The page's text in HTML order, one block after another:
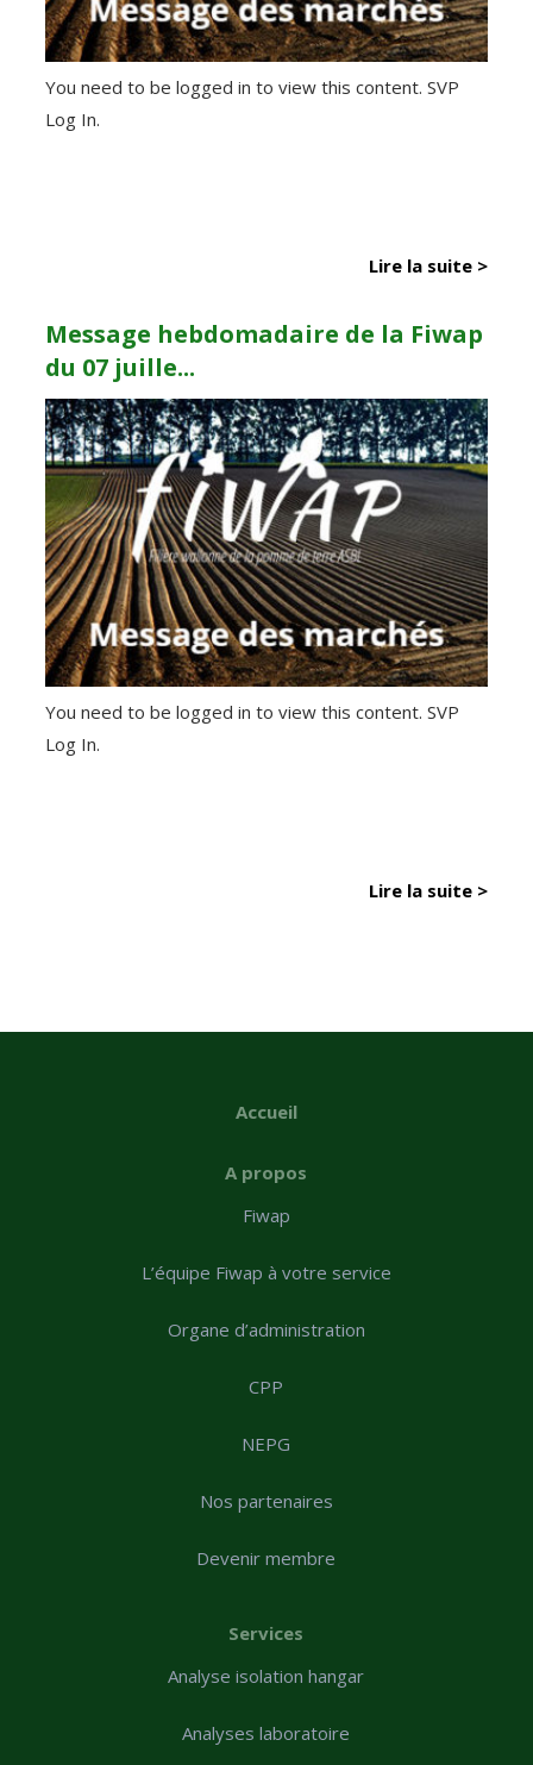
You need to be logged in to view this content. SVP
Log In.
Lire la suite >
Message hebdomadaire de la Fiwap
du 07 juille...
You need to be logged in to view this content. SVP
Log In.
Lire la suite >
Accueil
A propos
Fiwap
L’équipe Fiwap à votre service
Organe d’administration
CPP
NEPG
Nos partenaires
Devenir membre
Services
Analyse isolation hangar
Analyses laboratoire